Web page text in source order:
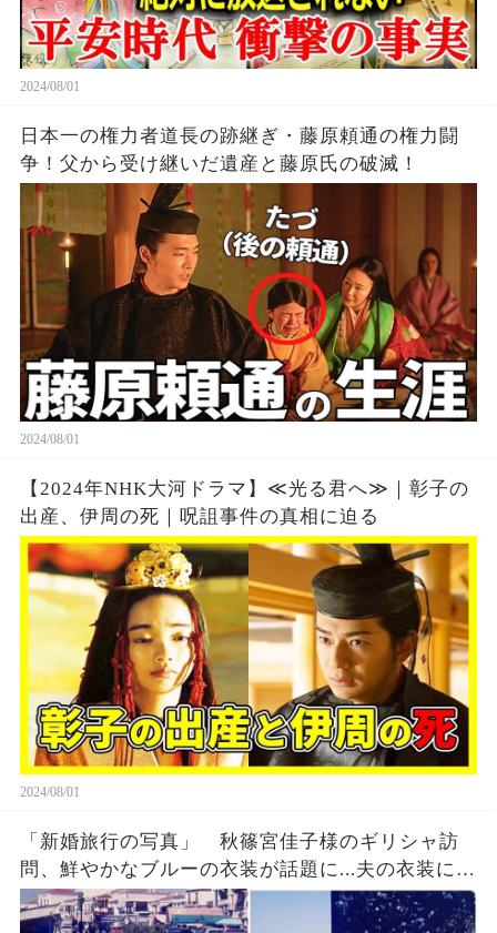
2024/08/01
日本一の権力者道長の跡継ぎ・藤原頼通の権力闘
争！父から受け継いだ遺産と藤原氏の破滅！
2024/08/01
【2024年NHK大河ドラマ】≪光る君へ≫｜彰子の
出産、伊周の死｜呪詛事件の真相に迫る
2024/08/01
「新婚旅行の写真」 秋篠宮佳子様のギリシャ訪
問、鮮やかなブルーの衣装が話題に...夫の衣装に隠
された意外な真実